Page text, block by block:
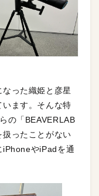
った織姫と彦星
ます。そんな特
の「BEAVERLAB
ったことがない
iPhoneやiPadを通